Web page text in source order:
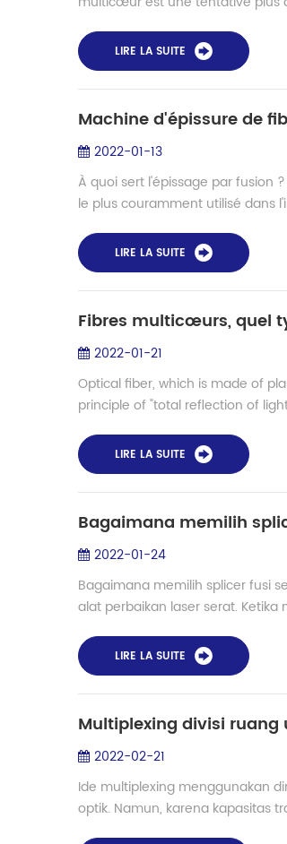
LIRE LA SUITE
Machine d'épissure de
2022-01-13
À quoi sert l'épissage par fusion
le plus couramment utilisé dans
LIRE LA SUITE
Fibres multicœurs, quel
2022-01-21
Optical fiber, which is made of
principle of "total reflection of
LIRE LA SUITE
Bagaimana memilih
2022-01-24
Bagaimana memilih splicer fusi
alat perbaikan laser serat. Ketika
LIRE LA SUITE
Multiplexing divisi
2022-02-21
Ide multiplexing menggunakan
optik. Namun, karena kapasitas